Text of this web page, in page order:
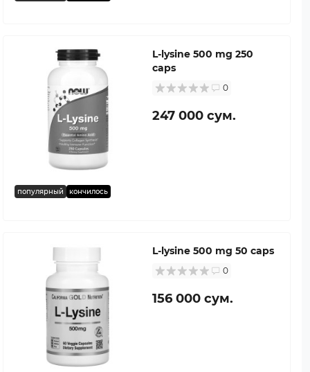
популярный кончилось
L-lysine 500 mg 250
caps
0
247 000 сум.
L-lysine 500 mg 50 caps
0
156 000 сум.